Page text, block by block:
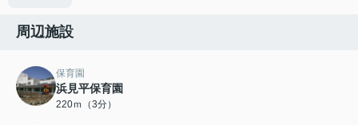
周辺施設
保育園
浜見平保育園
220ｍ（3分）